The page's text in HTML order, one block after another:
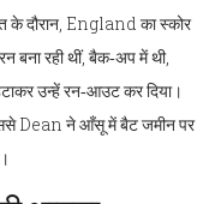
के दौरान, England का स्कोर
बना रही थीं, बैक‑अप में थी,
उन्हें रन‑आउट कर दिया।
Dean ने आँसू में बैट जमीन पर